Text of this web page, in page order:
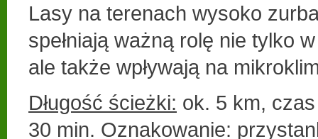
Lasy na terenach wysoko
spełniają ważną rolę nie tylko
ale także wpływają na
Długość ścieżki: ok. 5 km,
30 min. Oznakowanie: